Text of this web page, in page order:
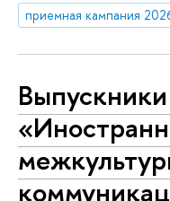
приемная кампания